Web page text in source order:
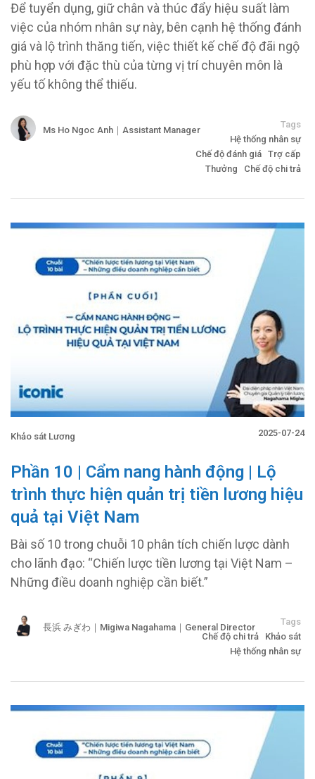
Để tuyển dụng, giữ chân và thúc đẩy hiệu suất làm
việc của nhóm nhân sự này, bên cạnh hệ thống đánh
giá và lộ trình thăng tiến, việc thiết kế chế độ đãi ngộ
phù hợp với đặc thù của từng vị trí chuyên môn là
yếu tố không thể thiếu.
Ms Ho Ngoc Anh｜Assistant Manager
Tags
Hệ thống nhân sự
Chế độ đánh giá Trợ cấp
Thưởng
Chế độ chi trả
Khảo sát Lương 2025-07-24
Phần 10 | Cẩm nang hành động | Lộ
trình thực hiện quản trị tiền lương hiệu
quả tại Việt Nam
Bài số 10 trong chuỗi 10 phân tích chiến lược dành
cho lãnh đạo: “Chiến lược tiền lương tại Việt Nam –
Những điều doanh nghiệp cần biết.”
長浜 みぎわ｜Migiwa Nagahama｜General Director
Tags
Chế độ chi trả
Khảo sát
Hệ thống nhân sự